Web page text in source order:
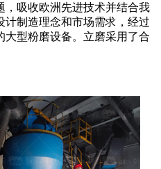
，吸收欧洲先进技术并结合我
计制造理念和市场需求，经过
大型粉磨设备。立磨采用了合